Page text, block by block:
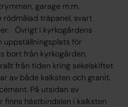
garage m.m.
rödmålad träpanel, svart
Övrigt I kyrkogårdens
uppställningsplats för
bort från kyrkogården.
från tiden kring sekelskiftet
av både kalksten och granit.
På utsidan av
finns hästbindslen i kalksten